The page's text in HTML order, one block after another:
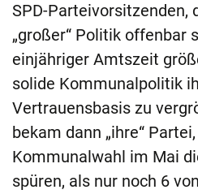
SPD-Parteivorsitzenden,
„großer“ Politik offenbar
einjähriger Amtszeit
solide Kommunalpolitik
Vertrauensbasis zu
bekam dann „ihre“
Kommunalwahl im Mai
spüren, als nur noch 6